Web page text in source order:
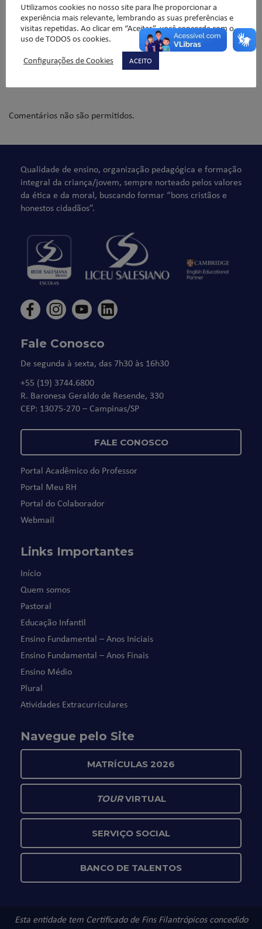
André Heller e Marcelle Rodrigues
Comentários não são permitidos.
Qualidade de ensino, organização pedagógica e formação
integral da criança/jovem, sempre norteado pelos valores
da ética e da moral, buscando formar “bons cristãos e
honestos cidadãos”.
Fale Conosco
De segunda à sexta, das 7h30 às 16h30
+55 (19) 3744.6800
R. Baronesa Geraldo de Resende, 330
CEP: 13075-270 – Campinas/SP
FALE CONOSCO
Portal Acadêmico do Professor
Portal Meu RH
Portal do Colaborador
Webmail
Links Importantes
Início
Quem somos
Pastoral
Educação Infantil
Ensino Fundamental – Anos Iniciais
Ensino Fundamental – Anos Finais
Ensino Médio
Plural
Atividades Extracurriculares
Navegue pelo Site
MATRÍCULAS 2026
TOURVIRTUAL
SERVIÇO SOCIAL
BANCO DE TALENTOS
Esta entidade tem Certificado de Fins Filantrópicos concedido
Utilizamos cookies no nosso site para lhe proporcionar a
experiência mais relevante, lembrando as suas preferências e
visitas repetidas. Ao clicar em “Aceitar”, você concorda com o
uso de TODOS os cookies.
Configurações de Cookies
ACEITO